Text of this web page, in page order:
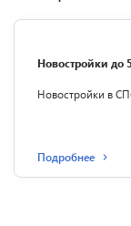
Новостройки до
Новостройки в
Подробнее